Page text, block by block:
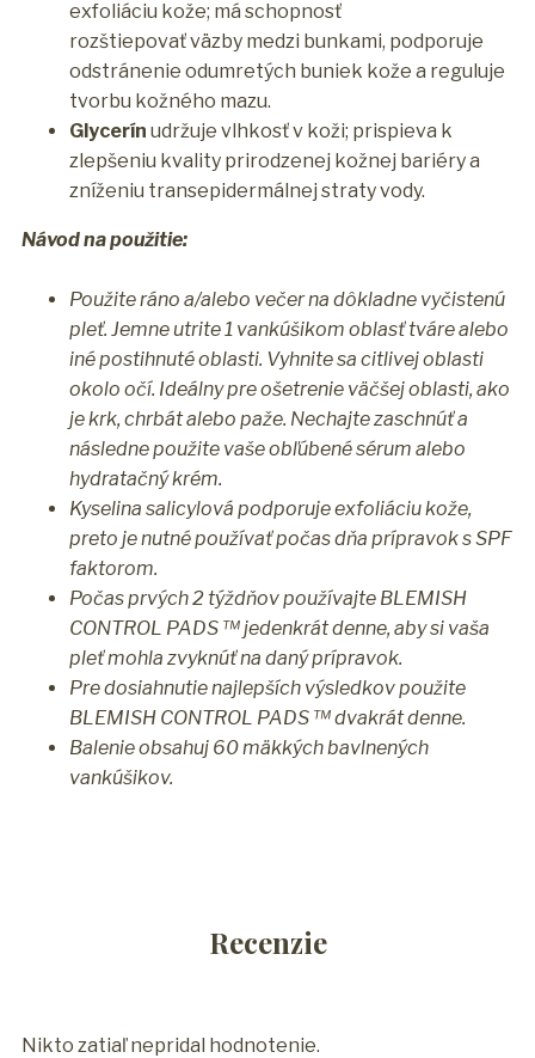
exfoliáciu kože; má schopnosť
rozštiepovať väzby medzi bunkami, podporuje
odstránenie odumretých buniek kože a reguluje
tvorbu kožného mazu.
Glycerín udržuje vlhkosť v koži; prispieva k
zlepšeniu kvality prirodzenej kožnej bariéry a
zníženiu transepidermálnej straty vody.
Návod na použitie:
Použite ráno a/alebo večer na dôkladne vyčistenú
pleť. Jemne utrite 1 vankúšikom oblasť tváre alebo
iné postihnuté oblasti. Vyhnite sa citlivej oblasti
okolo očí. Ideálny pre ošetrenie väčšej oblasti, ako
je krk, chrbát alebo paže. Nechajte zaschnúť a
následne použite vaše obľúbené sérum alebo
hydratačný krém.
Kyselina salicylová podporuje exfoliáciu kože,
preto je nutné používať počas dňa prípravok s SPF
faktorom.
Počas prvých 2 týždňov používajte BLEMISH
CONTROL PADS ™ jedenkrát denne, aby si vaša
pleť mohla zvyknúť na daný prípravok.
Pre dosiahnutie najlepších výsledkov použite
BLEMISH CONTROL PADS ™ dvakrát denne.
Balenie obsahuj 60 mäkkých bavlnených
vankúšikov.
Recenzie
Nikto zatiaľ nepridal hodnotenie.